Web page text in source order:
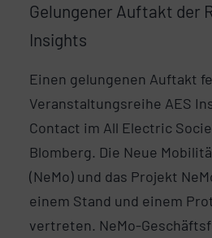
Gelungener Auftakt der
Insights
Einen gelungenen Auftakt
Veranstaltungsreihe AES
Contact im All Electric
Blomberg. Die Neue
(NeMo) und das Projekt
einem Stand und einem
vertreten. NeMo-